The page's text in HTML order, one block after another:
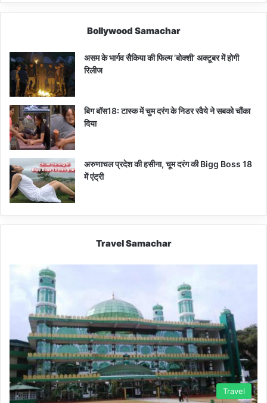
Bollywood Samachar
असम के भार्गव सैकिया की फिल्म ‘बोक्शी’ अक्टूबर में होगी
रिलीज
बिग बॉस18: टास्क में चुम दरंग के निडर रवैये ने सबको चौंका
दिया
अरुणाचल प्रदेश की हसीना, चूम दरंग की Bigg Boss 18
में एंट्री
Travel Samachar
Travel